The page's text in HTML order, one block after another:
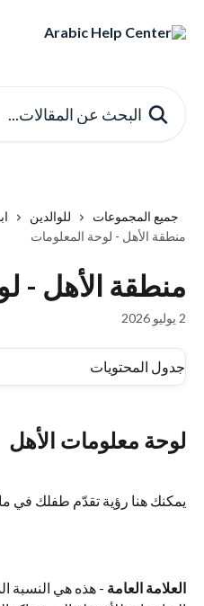
جميع المجموعات للوالدين
منطقة الأهل - لوحة المعلومات
منطقة الأهل -
2 يوليو 2026
جدول المحتويات
لوحة معلومات الأهل
يمكنك هنا رؤية تقدّم طفلك في
العلامة العامة - هذه هي النسبة